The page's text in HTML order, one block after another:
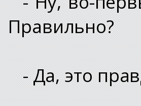
Правильно?
- Да, это